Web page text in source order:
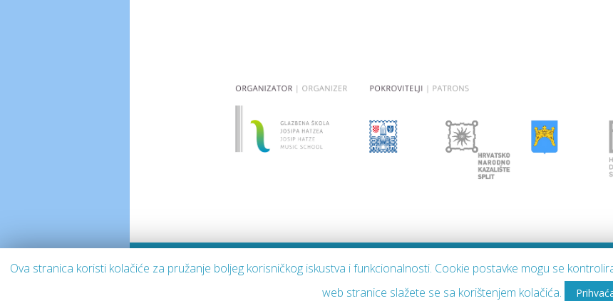
Copyright © 2026 Daleki akordi.
Ova stranica koristi kolačiće za pružanje boljeg korisničkog iskustva i funkcionalnosti. Cookie postavke mogu se
web stranice slažete se sa korištenjem kolačića.